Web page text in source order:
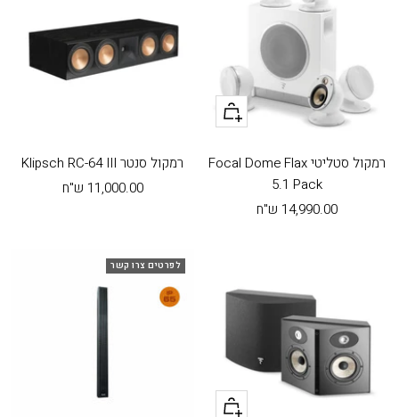
צפייה
רמקול סטליטי Focal Dome Flax
5.1 Pack
מחיר
14,990.00 ש"ח
רמקול סנטר Klipsch RC-64 III
מחיר
11,000.00 ש"ח
+
לפרטים צרו קשר